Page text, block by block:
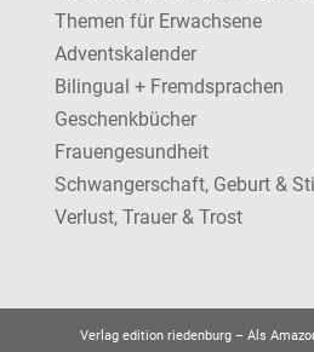
Themen für Erwachsene
Adventskalender
Bilingual + Fremdsprachen
Geschenkbücher
Frauengesundheit
Schwangerschaft, Geburt &
Verlust, Trauer & Trost
Verlag edition riedenburg –Als